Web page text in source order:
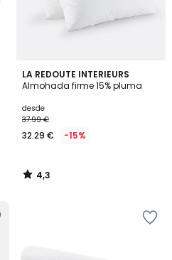
LA REDOUTE INTERIEURS
Almohada firme 15% pluma
desde
37.99 €
32.29 € -15%
4,3
/ 5
4,3
/